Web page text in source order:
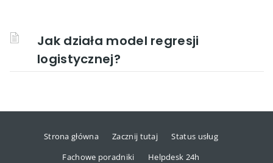
Jak działa model regresji
logistycznej?
Strona główna Zacznij tutaj
Status usług
Fachowe poradniki
Helpdesk 24h